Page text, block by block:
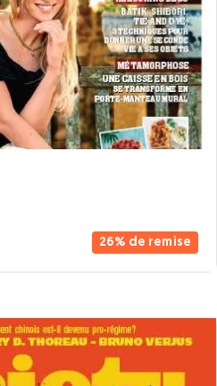
26% de remise